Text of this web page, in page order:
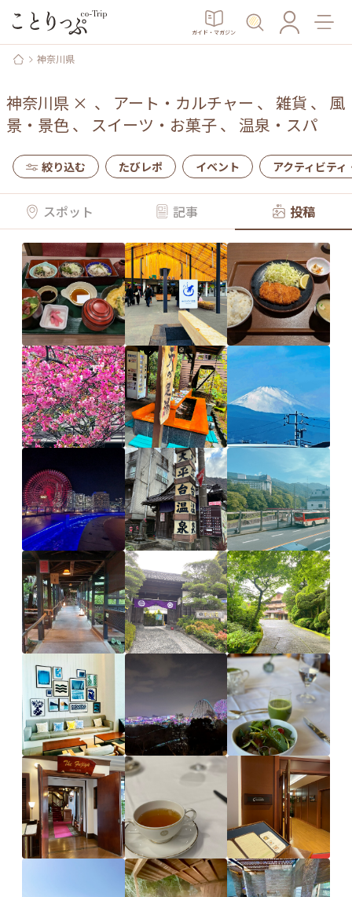
ガイド・マガジン
神奈川県
神奈川県 × 、 アート・カルチャー 、 雑貨 、 風
景・景色、 スイーツ・お菓子、 温泉・スパ
絞り込む たびレポ イベント アクティビティ
スポット 記事 投稿